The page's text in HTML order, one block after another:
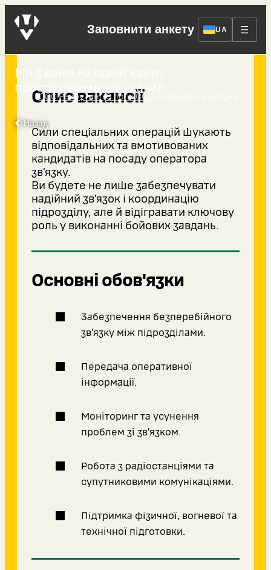
Заповнити анкету UA
ССО Рекрутинг›8 полк ССО
Назад
Оператор зі зв’язку
Ми з вами на одній хвилі,
просто перемкніть канал
Опис вакансії
Сили спеціальних операцій шукають
відповідальних та вмотивованих
кандидатів на посаду оператора
зв’язку.
Ви будете не лише забезпечувати
надійний зв’язок і координацію
підрозділу, але й відігравати ключову
роль у виконанні бойових завдань.
Основні обов'язки
Забезпечення безперебійного
зв’язку між підрозділами.
Передача оперативної
інформації.
Моніторинг та усунення
проблем зі зв’язком.
Робота з радіостанціями та
супутниковими комунікаціями.
Підтримка фізичної, вогневої та
технічної підготовки.